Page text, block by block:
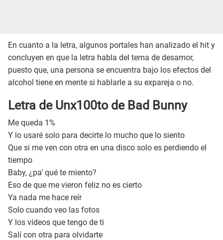
En cuanto a la letra, algunos portales han analizado el hit y
concluyen en que la letra habla del tema de desamor,
puesto que, una persona se encuentra bajo los efectos del
alcohol tiene en mente si hablarle a su expareja o no.
Letra de Unx100to de Bad Bunny
Me queda 1%
Y lo usaré solo para decirte lo mucho que lo siento
Que si me ven con otra en una disco solo es perdiendo el
tiempo
Baby, ¿pa’ qué te miento?
Eso de que me vieron feliz no es cierto
Ya nada me hace reír
Solo cuando veo las fotos
Y los vídeos que tengo de ti
Salí con otra para olvidarte